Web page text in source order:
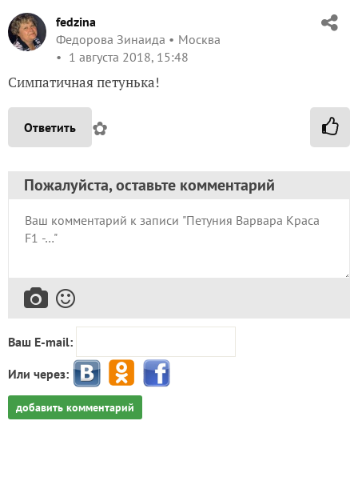
fedzina
Федорова Зинаида
Москва
1 августа 2018, 15:48
Симпатичная петунька!
Ответить ✿
Пожалуйста, оставьте комментарий
Ваш E-mail:
Или через:
добавить комментарий